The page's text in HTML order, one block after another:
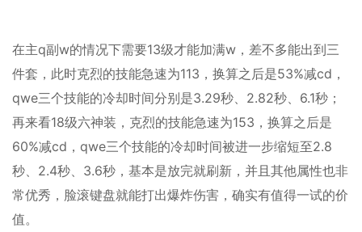
在主q副w的情况下需要13级才能加满w，差不多能出到三
件套，此时克烈的技能急速为113，换算之后是53%减cd，
qwe三个技能的冷却时间分别是3.29秒、2.82秒、6.1秒；
再来看18级六神装，克烈的技能急速为153，换算之后是
60%减cd，qwe三个技能的冷却时间被进一步缩短至2.8
秒、2.4秒、3.6秒，基本是放完就刷新，并且其他属性也非
常优秀，脸滚键盘就能打出爆炸伤害，确实有值得一试的价
值。